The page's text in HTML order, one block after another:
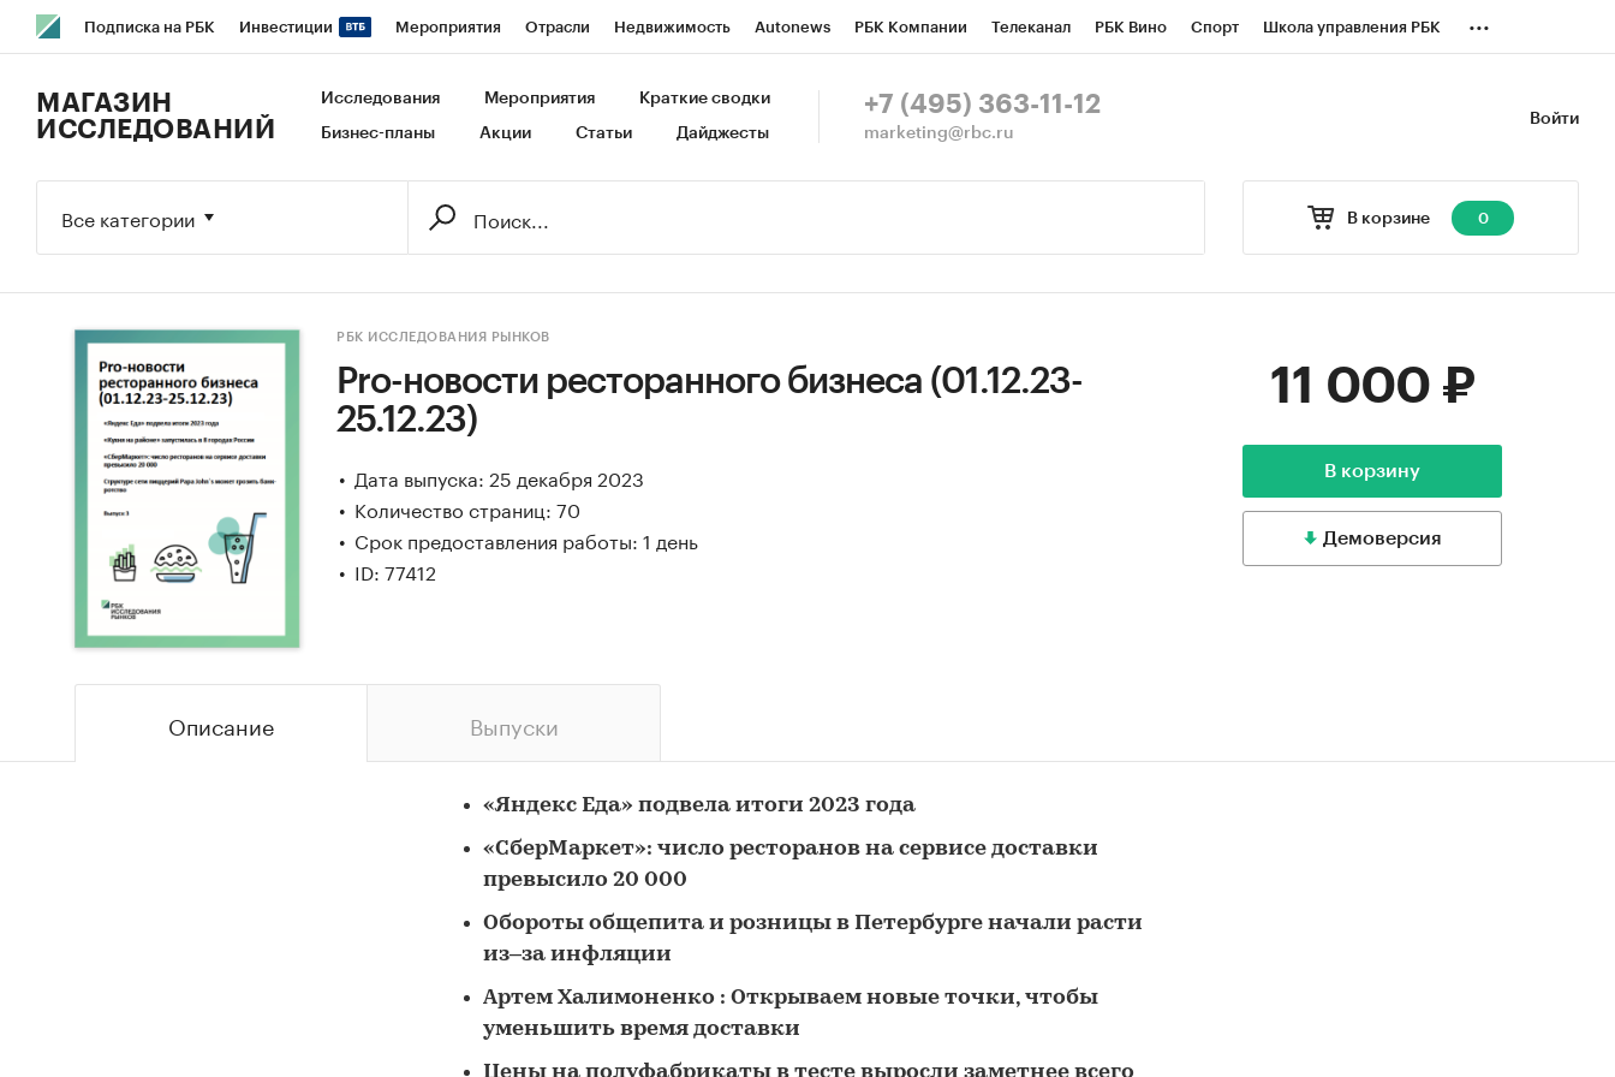
Подписка на РБК Инвестиции Мероприятия Отрасли Недвижимость Autonews РБК Компании Телеканал РБК Вино Спорт Школа управления РБК
Исследования Кредитные рейтинги Франшизы Газета Спецпроекты СПб Конференции СПб Спецпроекты
...
Войти
МАГАЗИН
ИССЛЕДОВАНИЙ
Исследования Мероприятия Краткие сводки
Бизнес-планы Акции Статьи Дайджесты
+7 (495) 363-11-12
marketing@rbc.ru
В корзине 0
Все категории
РБК ИССЛЕДОВАНИЯ РЫНКОВ
Pro-новости ресторанного бизнеса (01.12.23-
25.12.23)
Дата выпуска: 25 декабря 2023
Количество страниц: 70
Срок предоставления работы: 1 день
ID: 77412
11 000 ₽
В корзину
Демоверсия
Описание Выпуски
«Яндекс Еда» подвела итоги 2023 года
«СберМаркет»: число ресторанов на сервисе доставки
превысило 20 000
Обороты общепита и розницы в Петербурге начали расти
из–за инфляции
Артем Халимоненко : Открываем новые точки, чтобы
уменьшить время доставки